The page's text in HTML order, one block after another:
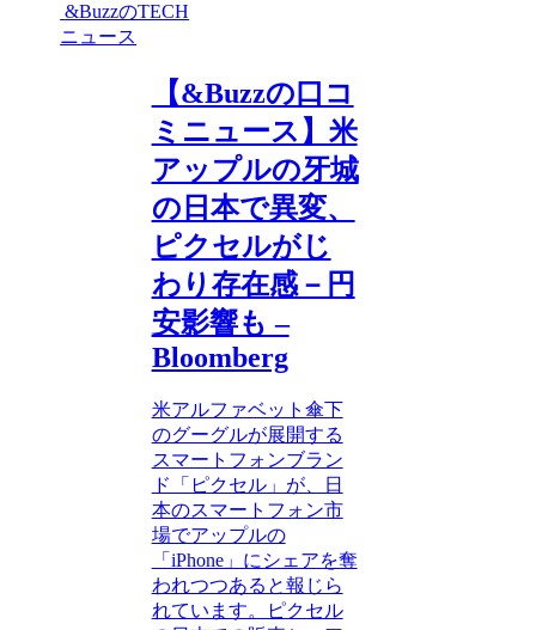
&BuzzのTECH
ニュース
【&Buzzの口コ
ミニュース】米
アップルの牙城
の日本で異変、
ピクセルがじ
わり存在感－円
安影響も –
Bloomberg
米アルファベット傘下
のグーグルが展開する
スマートフォンブラン
ド「ピクセル」が、日
本のスマートフォン市
場でアップルの
「iPhone」にシェアを奪
われつつあると報じら
れています。ピクセル